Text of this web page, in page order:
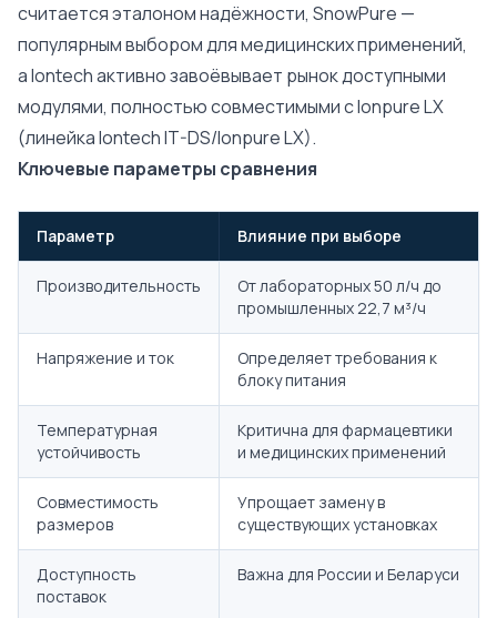
считается эталоном надёжности, SnowPure —
популярным выбором для медицинских применений,
а Iontech активно завоёвывает рынок доступными
модулями, полностью совместимыми с Ionpure LX
(линейка Iontech IT-DS/Ionpure LX).
Ключевые параметры сравнения
Параметр Влияние при выборе
Производительность
От лабораторных 50 л/ч до
промышленных 22,7 м³/ч
Напряжение и ток
Определяет требования к
блоку питания
Температурная
устойчивость
Критична для фармацевтики
и медицинских применений
Совместимость
размеров
Упрощает замену в
существующих установках
Доступность
поставок
Важна для России и Беларуси